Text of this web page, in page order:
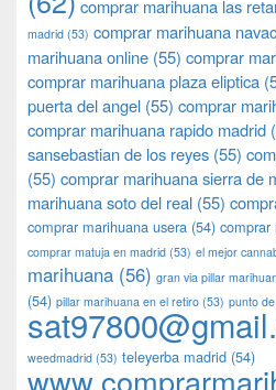
comprar marihuana las
madrid (53) comprar marihuana
marihuana online (55) comprar
comprar marihuana plaza eliptica
puerta del angel (55) comprar
comprar marihuana rapido madrid
sansebastian de los reyes (55)
(55) comprar marihuana sierra de
marihuana soto del real (55)
comprar marihuana usera (54) comprar
comprar matuja en madrid (53) el mejor
marihuana (56) gran via pillar
(54) pillar marihuana en el retiro (53) punto
weedmadrid (53) teleyerba madrid (54)